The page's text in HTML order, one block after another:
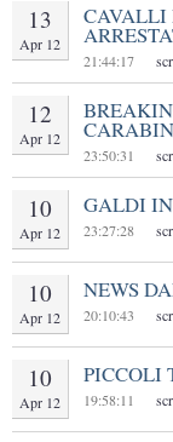
13
Apr 12
CAVALLI
21:44:17
12
Apr 12
23:50:31
10
Apr 12
GALDI
23:27:28
10
Apr 12
NEWS
20:10:43
10
Apr 12
PICCOLI
19:58:11